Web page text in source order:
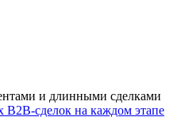
и длинными сделками
сделок на каждом этапе